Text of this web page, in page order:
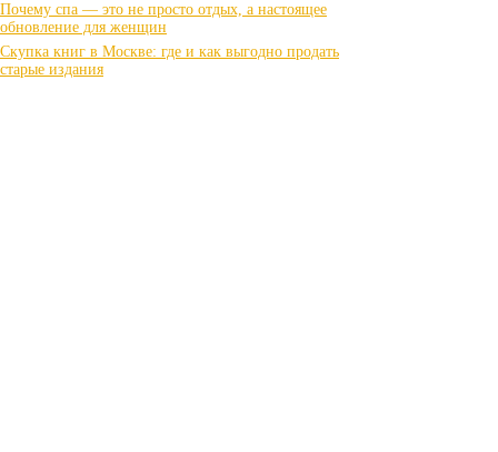
Почему спа — это не просто отдых, а настоящее
обновление для женщин
Скупка книг в Москве: где и как выгодно продать
старые издания